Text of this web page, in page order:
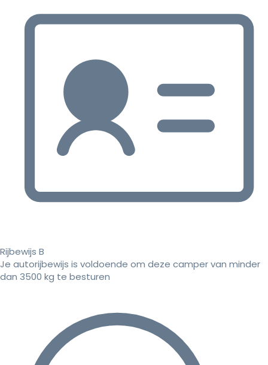
Rijbewijs B
Je autorijbewijs is voldoende om deze camper van minder
dan 3500 kg te besturen